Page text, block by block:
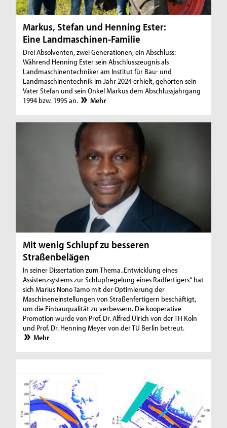
Markus, Stefan und Henning Ester:
Eine Landmaschinen-Familie
Drei Absolventen, zwei Generationen, ein Abschluss:
Während Henning Ester sein Abschlusszeugnis als
Landmaschinentechniker am Institut für Bau- und
Landmaschinentechnik im Jahr 2024 erhielt, gehörten sein
Vater Stefan und sein Onkel Markus dem Abschlussjahrgang
1994 bzw. 1995 an.
Mehr
Mit wenig Schlupf zu besseren
Straßenbelägen
In seiner Dissertation zum Thema „Entwicklung eines
Assistenzsystems zur Schlupfregelung eines Radfertigers“ hat
sich Marius Nono Tamo mit der Optimierung der
Maschineneinstellungen von Straßenfertigern beschäftigt,
um die Einbauqualität zu verbessern. Die kooperative
Promotion wurde von Prof. Dr. Alfred Ulrich von der TH Köln
und Prof. Dr. Henning Meyer von der TU Berlin betreut.
Mehr